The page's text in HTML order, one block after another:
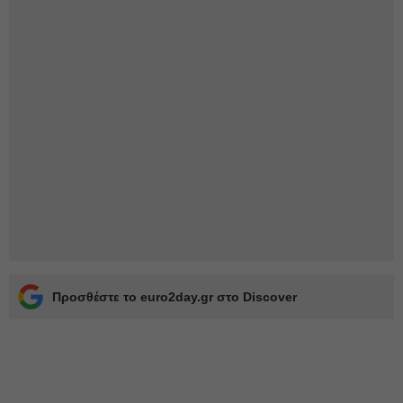
Προσθέστε το euro2day.gr στο Discover